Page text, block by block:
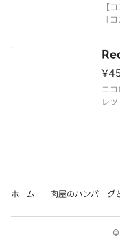
【
「
以
中
コ
レ
ホーム 肉屋のハンバーグ
©